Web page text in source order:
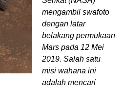
mengambil swafoto
dengan latar
belakang permukaan
Mars pada 12 Mei
2019. Salah satu
misi wahana ini
adalah mencari